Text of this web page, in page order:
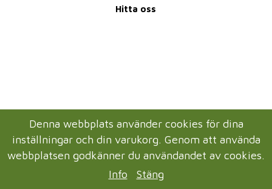
Hitta oss
Drift & produktion:Wikinggruppen
Denna webbplats använder cookies för dina
inställningar och din varukorg. Genom att använda
webbplatsen godkänner du användandet av cookies.
Info
Stäng